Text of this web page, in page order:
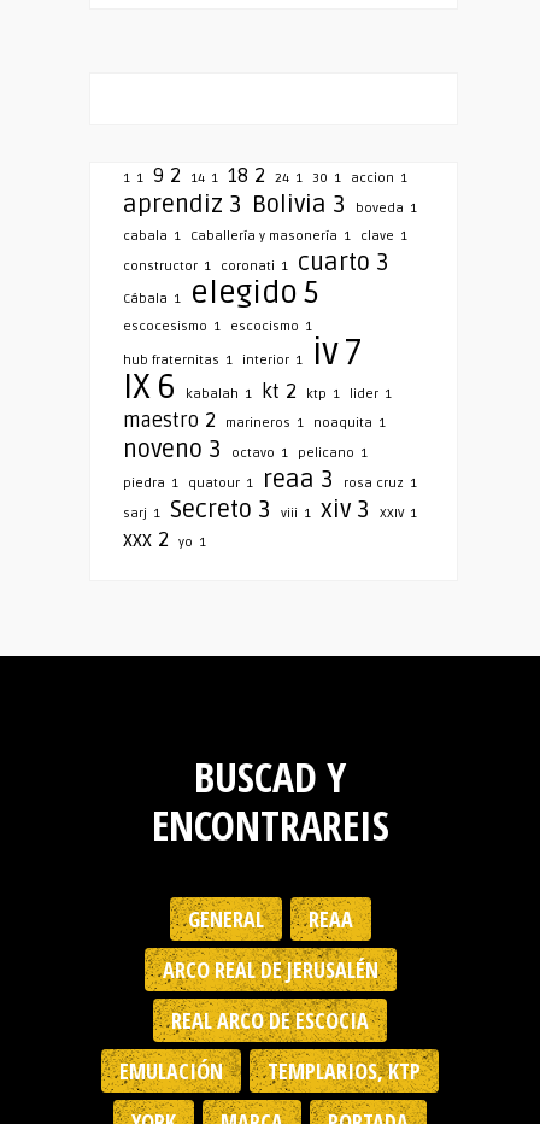
1 1 9 2 14 1 18 2 24 1 30 1 accion 1
aprendiz 3 Bolivia 3 boveda 1
cabala 1 Caballería y masonería 1 clave 1
constructor 1 coronati 1 cuarto 3
Cábala 1 elegido5
escocesismo 1 escocismo 1
hub fraternitas 1 interior 1 iv7
IX 6 kabalah 1 kt 2 ktp 1 lider 1
maestro 2 marineros 1 noaquita 1
noveno 3 octavo 1 pelicano 1
piedra 1 quatour 1 reaa 3 rosa cruz 1
sarj 1 Secreto 3 viii 1 xiv 3 XXIV 1
xxx 2 yo 1
BUSCAD Y
ENCONTRAREIS
GENERAL
REAA
ARCO REAL DE JERUSALÉN
REAL ARCO DE ESCOCIA
EMULACIÓN
TEMPLARIOS, KTP